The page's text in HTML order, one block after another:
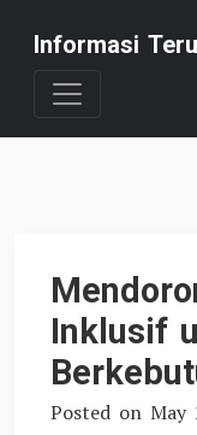
content
Informasi
Inklusif
Posted on May